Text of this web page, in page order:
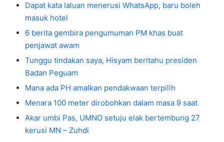
Dapat kata laluan menerusi WhatsApp, baru boleh
masuk hotel
6 berita gembira pengumuman PM khas buat
penjawat awam
Tunggu tindakan saya, Hisyam beritahu presiden
Badan Peguam
Mana ada PH amalkan pendakwaan terpilih
Menara 100 meter dirobohkan dalam masa 9 saat
Akar umbi Pas, UMNO setuju elak bertembung 27
kerusi MN – Zuhdi